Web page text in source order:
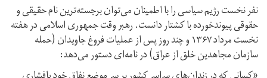
نفر نخست رژیم سیاسی را با اطمینان می‌توان برجسته‌ترین نام حقیقی و
حقوقی پیوندخورده با کشتار دانست. رهبر وقت جمهوری اسلامی در هفته
نخست مرداد ۱۳۶۷ و چند روز پس از عملیات فروغ جاویدان (حمله
سازمان مجاهدین خلق از عراق) در نامه‌ای دستور می‌دهد: